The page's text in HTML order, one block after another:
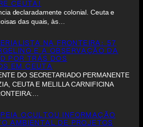
CEUTA!
declaradamente colonial. Ceuta e
das quais, às…
NA FRONTEIRA: 57
E A OBSERVAÇÃO DA
POR TRÁS DOS
EM CEUTA
DO SECRETARIADO PERMANENTE
CEUTA E MELILLA CARNIFICINA
OCULTOU INFORMAÇÃO
AMBIENTAL DE PROJETOS